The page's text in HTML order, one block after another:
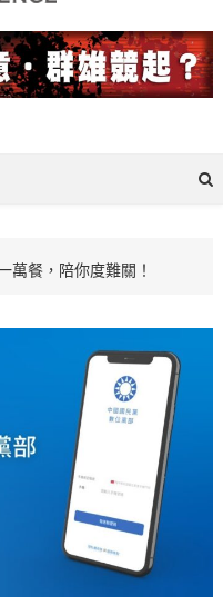
News
評論家與專欄作家邀稿合作，
業的選擇。
萬餐，陪你度難關！